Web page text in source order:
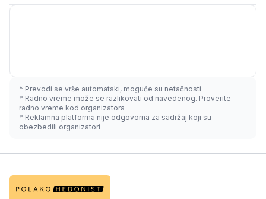
* Prevodi se vrše automatski, moguće su netačnosti
* Radno vreme može se razlikovati od navedenog. Proverite
radno vreme kod organizatora
* Reklamna platforma nije odgovorna za sadržaj koji su
obezbedili organizatori